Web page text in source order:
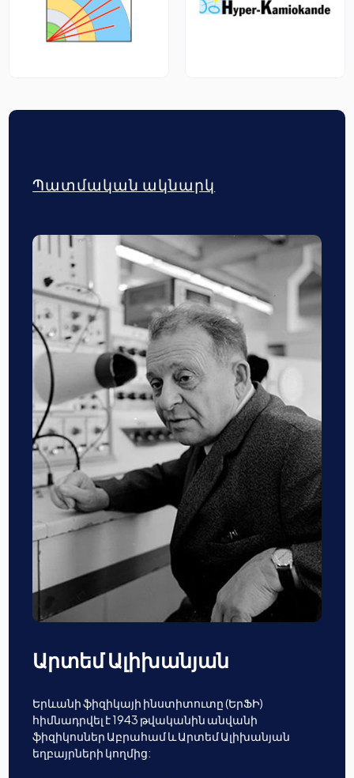
Պատմական ակնարկ
Արտեմ Ալիխանյան
Երևանի ֆիզիկայի ինստիտուտը (ԵրՖԻ)
հիմնադրվել է 1943 թվականին անվանի
ֆիզիկոսներ Աբրահամ և Արտեմ Ալիխանյան
եղբայրների կողմից: